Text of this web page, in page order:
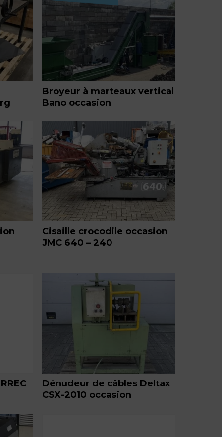
Broyeur à marteaux vertical
Bano occasion
Cisaille crocodile occasion
JMC 640 – 240
Dénudeur de câbles Deltax
CSX-2010 occasion